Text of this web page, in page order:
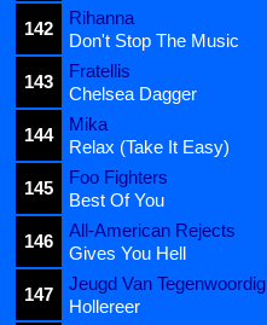
142
Rihanna
Don't Stop The Music
143
Fratellis
Chelsea Dagger
144
Mika
Relax (Take It Easy)
145
Foo Fighters
Best Of You
146
All-American Rejects
Gives You Hell
147
Jeugd Van Tegenwoordig
Hollereer